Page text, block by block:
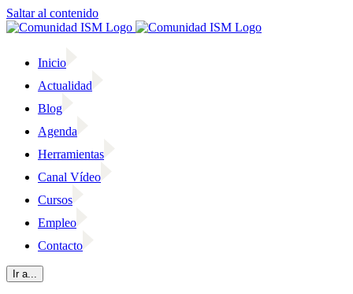
Saltar al contenido
Inicio
Actualidad
Blog
Agenda
Herramientas
Canal Vídeo
Cursos
Empleo
Contacto
Ir a...